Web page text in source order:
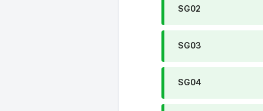
SG02
SG03
SG04